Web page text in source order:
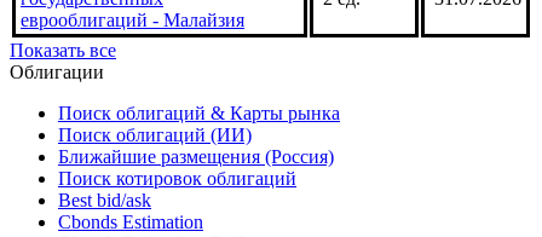
Количество новых выпусков
еврооблигаций - Малайзия
Количество новых выпусков
государственных
еврооблигаций - Малайзия
Показать все
Облигации
Поиск облигаций & Карты рынка
Поиск облигаций (ИИ)